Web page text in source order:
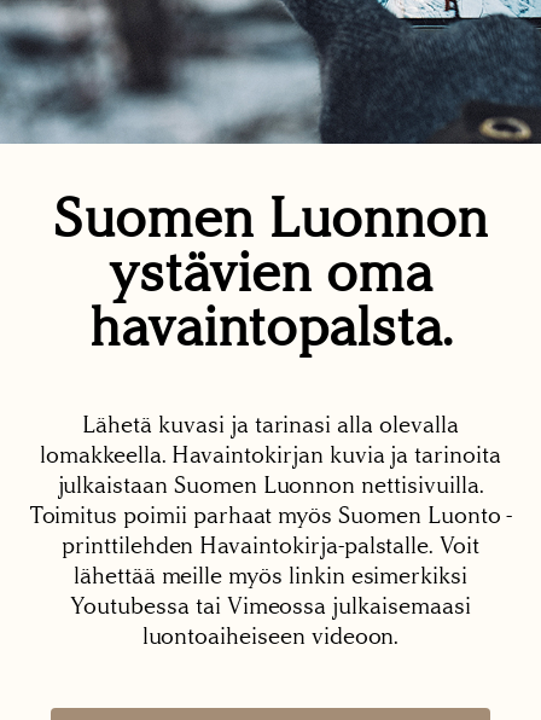
Suomen Luonnon
ystävien oma
havaintopalsta.
Lähetä kuvasi ja tarinasi alla olevalla
lomakkeella. Havaintokirjan kuvia ja tarinoita
julkaistaan Suomen Luonnon nettisivuilla.
Toimitus poimii parhaat myös Suomen Luonto -
printtilehden Havaintokirja-palstalle. Voit
lähettää meille myös linkin esimerkiksi
Youtubessa tai Vimeossa julkaisemaasi
luontoaiheiseen videoon.